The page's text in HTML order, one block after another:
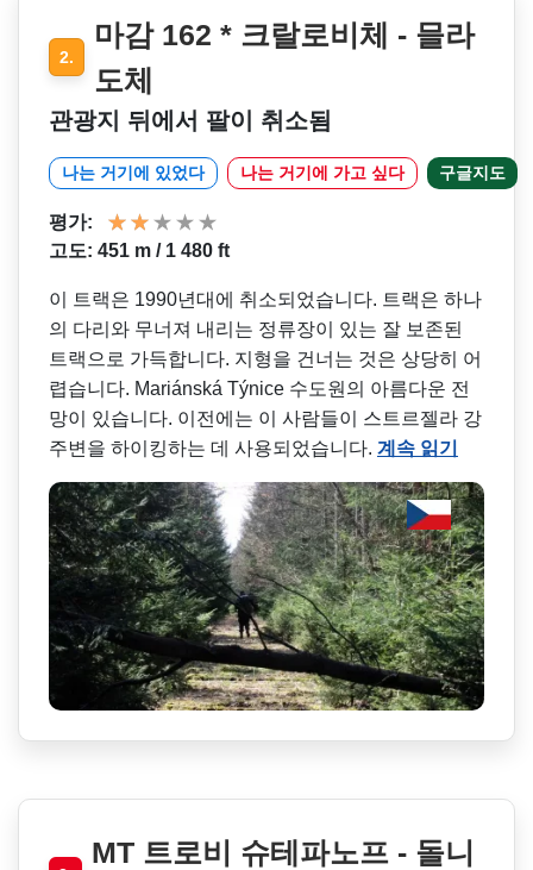
2.
마감 162 * 크랄로비체 - 믈라
도체
관광지 뒤에서 팔이 취소됨
나는 거기에 있었다 나는 거기에 가고 싶다 구글지도
평가:
고도: 451 m / 1 480 ft
이 트랙은 1990년대에 취소되었습니다. 트랙은 하나
의 다리와 무너져 내리는 정류장이 있는 잘 보존된
트랙으로 가득합니다. 지형을 건너는 것은 상당히 어
렵습니다. Mariánská Týnice 수도원의 아름다운 전
망이 있습니다. 이전에는 이 사람들이 스트르젤라 강
주변을 하이킹하는 데 사용되었습니다. 계속 읽기
MT 트로비 슈테파노프 - 돌니